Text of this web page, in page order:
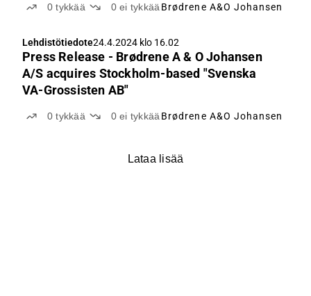
0tykkää 0ei tykkää Brødrene A&O Johansen
Lehdistötiedote24.4.2024 klo 16.02
Press Release - Brødrene A & O Johansen
A/S acquires Stockholm-based "Svenska
VA-Grossisten AB"
0tykkää 0ei tykkää Brødrene A&O Johansen
Lataa lisää